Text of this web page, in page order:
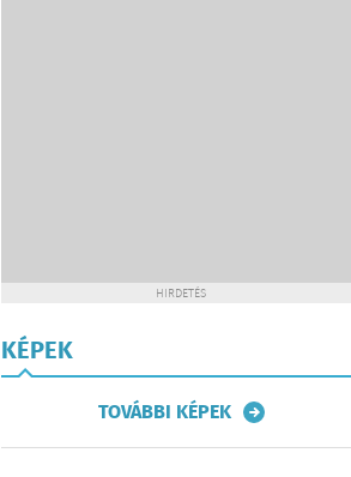
HIRDETÉS
KÉPEK
TOVÁBBI KÉPEK